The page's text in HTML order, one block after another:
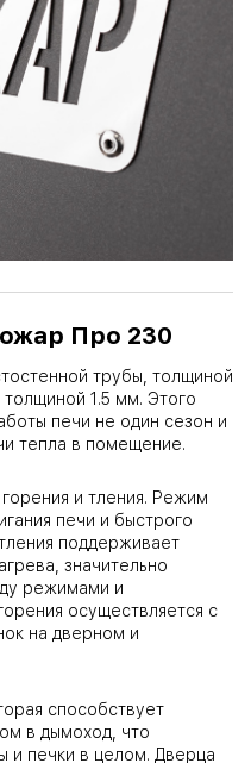
Про 230
трубы, толщиной
1.5 мм. Этого
печи не один сезон и
тепла в помещение.
и тления. Режим
печи и быстрого
поддерживает
значительно
режимами и
осуществляется с
на дверном и
способствует
в дымоход, что
и печки в целом. Дверца